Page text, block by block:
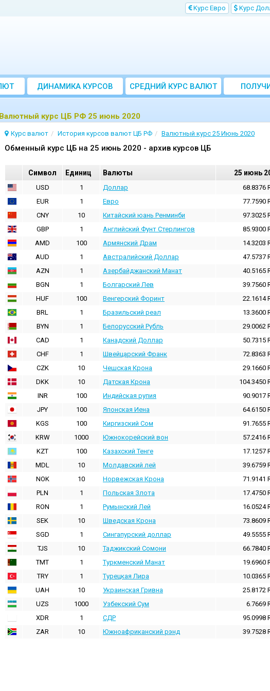
Kурс Евро Kурс
ДИНАМИКА КУРСОВ
CРЕДНИЙ КУРС ВАЛЮТ
ЗА МЕСЯЦ
Bалютный курс ЦБ РФ 25 июнь 2020
Курс валют История курсов валют ЦБ РФ Валютный курс 25 Июнь 2020
Oбменный курс ЦБ на 25 июнь 2020 - архив курсов ЦБ
Cимвол Единиц Валюты 25 июнь
USD 1 Доллар 68.8376
EUR
1 Евро 77.7590
CNY
10 Китайский юань Ренминби 97.3025
GBP
1 Английский Фунт Стерлингов 85.9300
AMD
100 Армянский Драм 14.3203
AUD
1 Австралийский Доллар 47.5737
AZN
1 Азербайджанский Манат 40.5165
BGN
1 Болгарский Лев 39.7560
HUF
100 Венгерский Форинт 22.1614
BRL
1 Бразильский реал 13.3600
BYN
1 Белорусский Рубль 29.0062
CAD
1 Канадский Доллар 50.7315
CHF
1 Швейцарский Франк 72.8363
CZK
10 Чешская Крона 29.1660
DKK
10 Датская Крона 104.3450
INR
100 Индийская pупия 90.9017
JPY
100 Японская Иена 64.6150
KGS
100 Киргизский Сом 91.7655
KRW
1000 Южнокорейский вон 57.2416
KZT
100 Казахский Тенге 17.1257
MDL
10 Молдавский лей 39.6759
NOK
10 Норвежская Крона 71.9141
PLN
1 Польская Злота 17.4750
RON
1 Румынский Лей 16.0524
SEK
10 Шведская Крона 73.8609
SGD
1 Сингапурский доллар 49.5555
TJS
10 Таджикский Сомони 66.7840
TMT
1 Туркменский Манат 19.6960
TRY
1 Турецкая Лира 10.0365
UAH
10 Украинская Гривна 25.8172
UZS
1000 Узбекский Сум 6.7669
XDR
1 СДР 95.0998
ZAR
10 Южноафриканский рэнд 39.7528